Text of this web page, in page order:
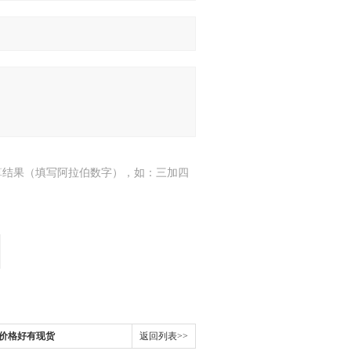
果（填写阿拉伯数字），如：三加四
格好有现货 返回列表>>